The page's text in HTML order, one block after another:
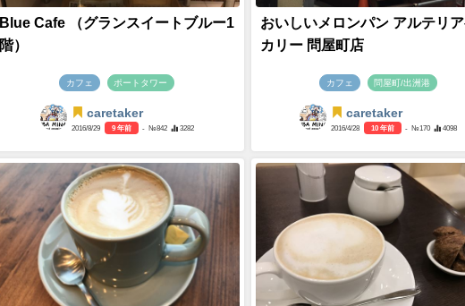
Blue Cafe （グランスイートブルー1
階）
カフェ ポートタワー
caretaker
2016/8/29 9 年前 - №842 3282
おいしいメロンパン アルテリ
カリー 問屋町店
カフェ 問屋町/出洲港
caretaker
2016/4/28 10 年前 - №170 4098